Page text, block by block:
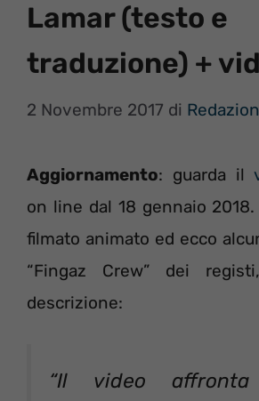
Lamar (testo e
traduzione) +
2 Novembre 2017 di
Aggiornamento: guarda il
on line dal 18 gennaio
filmato animato ed ecco
“Fingaz Crew” dei
descrizione:
“Il video affronta